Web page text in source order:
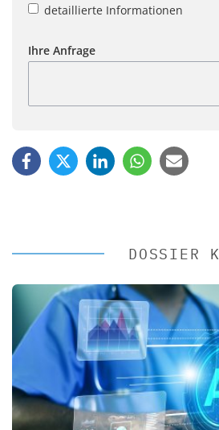
detaillierte Informationen
Ihre Anfrage
DOSSIER